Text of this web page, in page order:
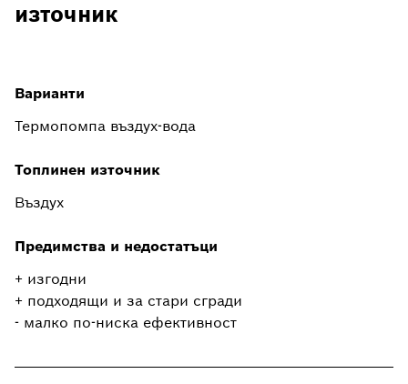
източник
Варианти
Термопомпа въздух-вода
Топлинен източник
Въздух
Предимства и недостатъци
+ изгодни
+ подходящи и за стари сгради
- малко по-ниска ефективност